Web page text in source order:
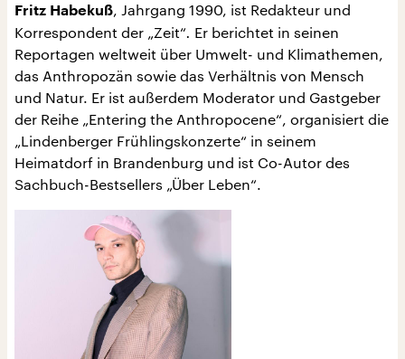
Fritz Habekuß, Jahrgang 1990, ist Redakteur und
Korrespondent der „Zeit“. Er berichtet in seinen
Reportagen weltweit über Umwelt- und Klimathemen,
das Anthropozän sowie das Verhältnis von Mensch
und Natur. Er ist außerdem Moderator und Gastgeber
der Reihe „Entering the Anthropocene“, organisiert die
„Lindenberger Frühlingskonzerte“ in seinem
Heimatdorf in Brandenburg und ist Co-Autor des
Sachbuch-Bestsellers „Über Leben“.